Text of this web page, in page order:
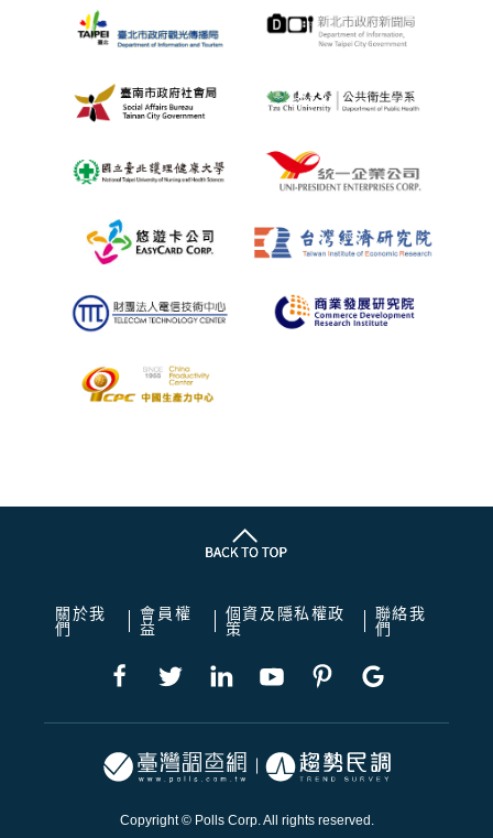
關於我
們
會員權
益
個資及隱私權政
策
聯絡我
們
Copyright © Polls Corp. All rights reserved.